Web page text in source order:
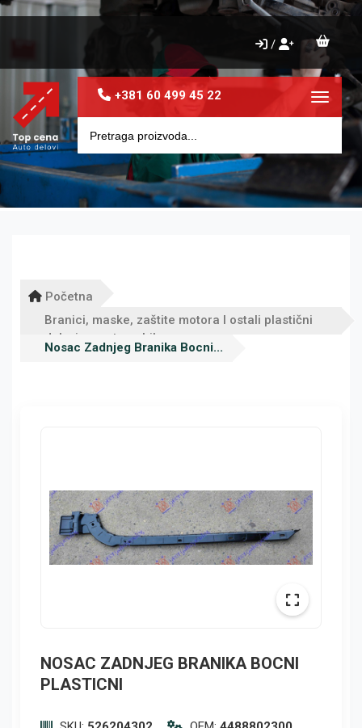
/
+381 60 499 45 22 Toggle
Početna
Branici, maske, zaštite motora I ostali plastični
delovi za automobile
Nosac Zadnjeg Branika Bocni...
NOSAC ZADNJEG BRANIKA BOCNI
PLASTICNI